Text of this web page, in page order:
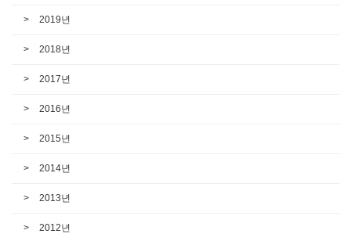
2019년
2018년
2017년
2016년
2015년
2014년
2013년
2012년